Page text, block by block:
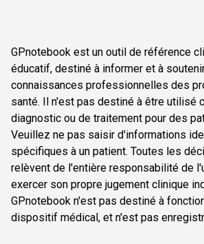
GPnotebook est un outil de référence
éducatif, destiné à informer et à
connaissances professionnelles des
santé. Il n'est pas destiné à être utilisé
diagnostic ou de traitement pour des
Veuillez ne pas saisir d'informations
spécifiques à un patient. Toutes les
relèvent de l'entière responsabilité de
exercer son propre jugement clinique
GPnotebook n'est pas destiné à
dispositif médical, et n'est pas